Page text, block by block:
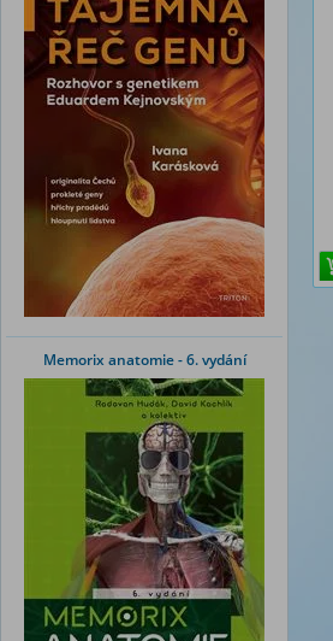
Memorix anatomie - 6. vydání